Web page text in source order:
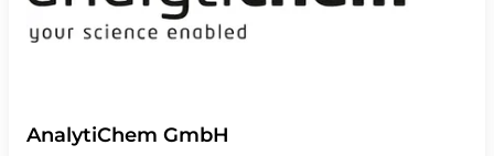
AnalytiChem GmbH